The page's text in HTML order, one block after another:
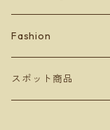
zippo
lighter
Fashion
BETONES
スポット商品